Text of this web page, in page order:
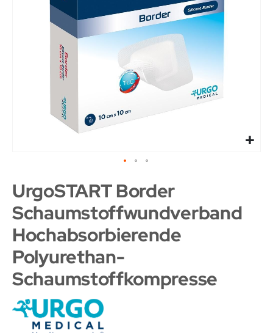
UrgoSTART Border
Schaumstoffwundverband
Hochabsorbierende
Polyurethan-
Schaumstoffkompresse